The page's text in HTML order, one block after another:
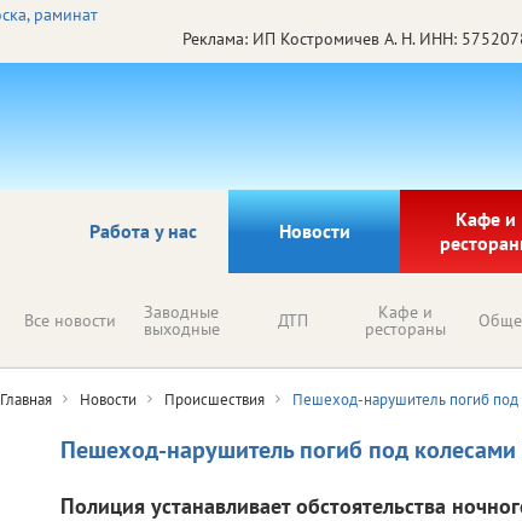
Реклама: ИП Костромичев А. Н. ИНН:
Работа у нас Новости
Кафе и
Все новости Заводные
выходные ДТП Кафе и
рестораны
Главная Новости Происшествия Пешеход-нарушитель погиб
Пешеход-нарушитель погиб под
Полиция устанавливает обстоятельства